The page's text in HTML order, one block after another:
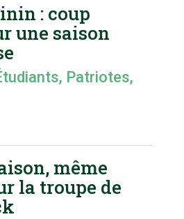
: coup
une saison
, Patriotes,
même
la troupe de